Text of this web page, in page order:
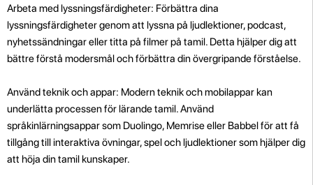
Arbeta med lyssningsfärdigheter: Förbättra dina
lyssningsfärdigheter genom att lyssna på ljudlektioner, podcast,
nyhetssändningar eller titta på filmer på tamil. Detta hjälper dig att
bättre förstå modersmål och förbättra din övergripande förståelse.
Använd teknik och appar: Modern teknik och mobilappar kan
underlätta processen för lärande tamil. Använd
språkinlärningsappar som Duolingo, Memrise eller Babbel för att få
tillgång till interaktiva övningar, spel och ljudlektioner som hjälper dig
att höja din tamil kunskaper.